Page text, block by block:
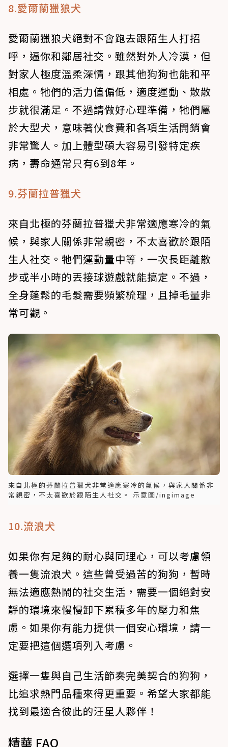
8.愛爾蘭獵狼犬
愛爾蘭獵狼犬絕對不會跑去跟陌生人打招
呼，逼你和鄰居社交。雖然對外人冷漠，但
對家人極度溫柔深情，跟其他狗狗也能和平
相處。牠們的活力值偏低，適度運動、散散
步就很滿足。不過請做好心理準備，牠們屬
於大型犬，意味著伙食費和各項生活開銷會
非常驚人。加上體型碩大容易引發特定疾
病，壽命通常只有6到8年。
9.芬蘭拉普獵犬
來自北極的芬蘭拉普獵犬非常適應寒冷的氣
候，與家人關係非常親密，不太喜歡於跟陌
生人社交。牠們運動量中等，一次長距離散
步或半小時的丟接球遊戲就能搞定。不過，
全身蓬鬆的毛髮需要頻繁梳理，且掉毛量非
常可觀。
來自北極的芬蘭拉普獵犬非常適應寒冷的氣候，與家人關係非
常親密，不太喜歡於跟陌生人社交。 示意圖/ingimage
10.流浪犬
如果你有足夠的耐心與同理心，可以考慮領
養一隻流浪犬。這些曾受過苦的狗狗，暫時
無法適應熱鬧的社交生活，需要一個絕對安
靜的環境來慢慢卸下累積多年的壓力和焦
慮。如果你有能力提供一個安心環境，請一
定要把這個選項列入考慮。
選擇一隻與自己生活節奏完美契合的狗狗，
比追求熱門品種來得更重要。希望大家都能
找到最適合彼此的汪星人夥伴！
精華 FAQ